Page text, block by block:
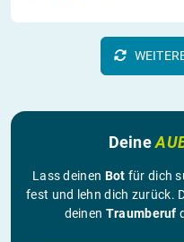
Deine
Lass deinen Bot für dich
fest und lehn dich zurück.
deinen Traumberuf